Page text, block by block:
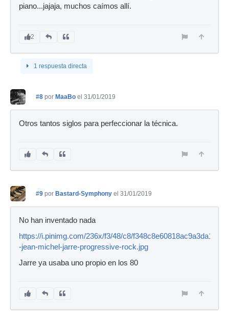
piano...jajaja, muchos caímos allí.
2
1 respuesta directa
#8 por MaaBo el 31/01/2019
Otros tantos siglos para perfeccionar la técnica.
#9 por Bastard-Symphony el 31/01/2019
No han inventado nada
https://i.pinimg.com/236x/f3/48/c8/
-jean-michel-jarre-progressive-rock.jpg
Jarre ya usaba uno propio en los 80